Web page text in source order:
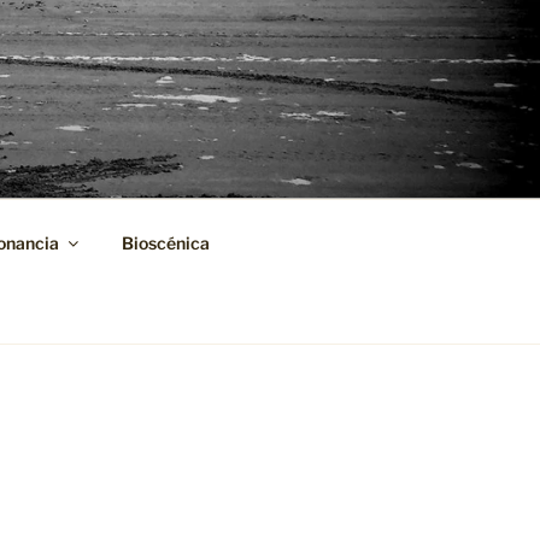
Bioscénica